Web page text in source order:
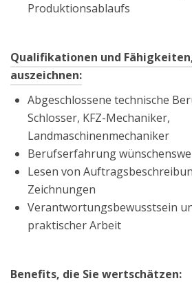
Produktionsablaufs
Qualifikationen und
auszeichnen:
Abgeschlossene technische
Schlosser, KFZ-Mechaniker,
Landmaschinenmechaniker
Berufserfahrung
Lesen von
Zeichnungen
Verantwortungsbewusstsein
praktischer Arbeit
Benefits, die Sie wertschätzen: